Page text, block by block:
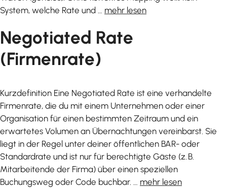
System, welche Rate und … mehr lesen
Negotiated Rate
(Firmenrate)
Kurzdefinition Eine Negotiated Rate ist eine verhandelte
Firmenrate, die du mit einem Unternehmen oder einer
Organisation für einen bestimmten Zeitraum und ein
erwartetes Volumen an Übernachtungen vereinbarst. Sie
liegt in der Regel unter deiner öffentlichen BAR- oder
Standardrate und ist nur für berechtigte Gäste (z. B.
Mitarbeitende der Firma) über einen speziellen
Buchungsweg oder Code buchbar. … mehr lesen